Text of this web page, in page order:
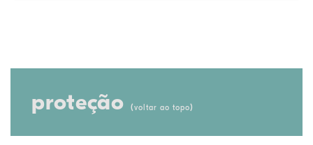
proteção (voltar ao topo)